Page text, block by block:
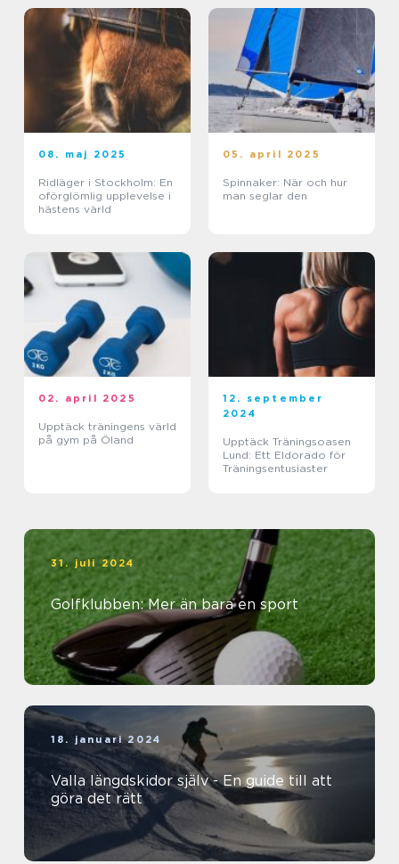
08. maj 2025
Ridläger i Stockholm: En
oförglömlig upplevelse i
hästens värld
05. april 2025
Spinnaker: När och hur
man seglar den
02. april 2025
Upptäck träningens värld
på gym på Öland
12. september
2024
Upptäck Träningsoasen
Lund: Ett Eldorado för
Träningsentusiaster
31. juli 2024
Golfklubben: Mer än bara en sport
18. januari 2024
Valla längdskidor själv - En guide till att
göra det rätt